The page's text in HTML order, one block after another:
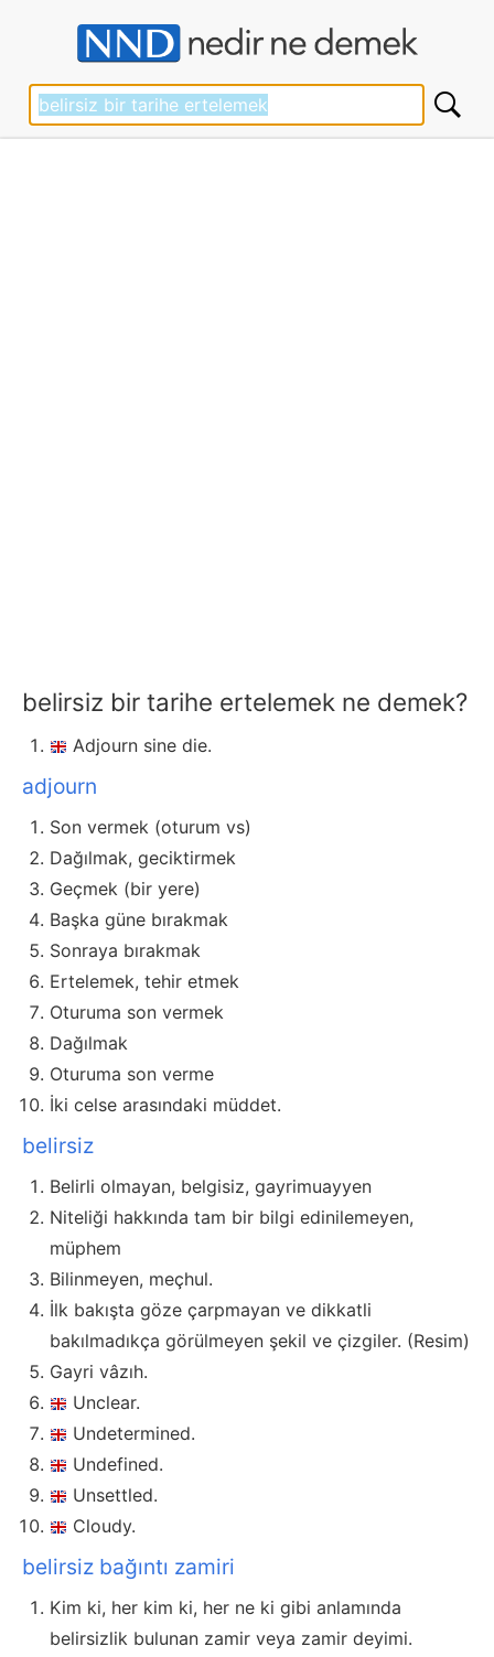
belirsiz bir tarihe ertelemek ne demek?
Adjourn sine die.
adjourn
Son vermek (oturum vs)
Dağılmak, geciktirmek
Geçmek (bir yere)
Başka güne bırakmak
Sonraya bırakmak
Ertelemek, tehir etmek
Oturuma son vermek
Dağılmak
Oturuma son verme
İki celse arasındaki müddet.
belirsiz
Belirli olmayan, belgisiz, gayrimuayyen
Niteliği hakkında tam bir bilgi edinilemeyen,
müphem
Bilinmeyen, meçhul.
İlk bakışta göze çarpmayan ve dikkatli
bakılmadıkça görülmeyen şekil ve çizgiler. (Resim)
Gayri vâzıh.
Unclear.
Undetermined.
Undefined.
Unsettled.
Cloudy.
belirsiz bağıntı zamiri
Kim ki, her kim ki, her ne ki gibi anlamında
belirsizlik bulunan zamir veya zamir deyimi.